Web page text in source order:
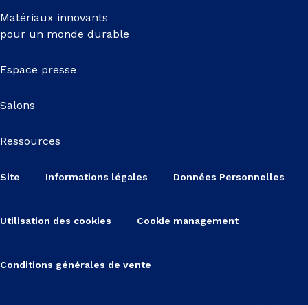
Matériaux innovants
pour un monde durable
Espace presse
Salons
Ressources
Site Informations légales Données Personnelles
Utilisation des cookies Cookie management
Conditions générales de vente